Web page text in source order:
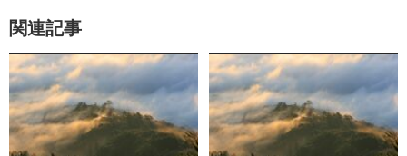
関連記事